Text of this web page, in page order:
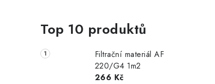
Top 10 produktů
Filtrační materiál AF
220/G4 1m2
266 Kč